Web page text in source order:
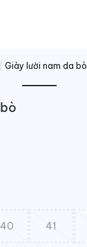
Giày lười nam da bò
40 41